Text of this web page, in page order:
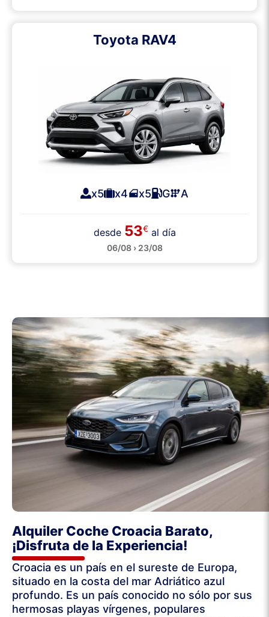
Toyota RAV4
x5 x4 x5 G A
desde 53€al día
06/08 › 23/08
Alquiler Coche Croacia Barato,
¡Disfruta de la Experiencia!
Croacia es un país en el sureste de Europa,
situado en la costa del mar Adriático azul
profundo. Es un país conocido no sólo por sus
hermosas playas vírgenes, populares